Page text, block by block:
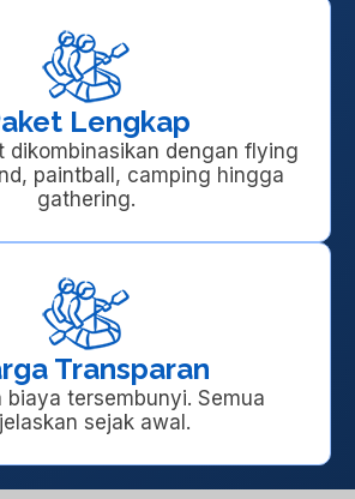
Lengkap
dikombinasikan dengan flying
paintball, camping hingga
gathering.
Transparan
biaya tersembunyi. Semua
sejak awal.